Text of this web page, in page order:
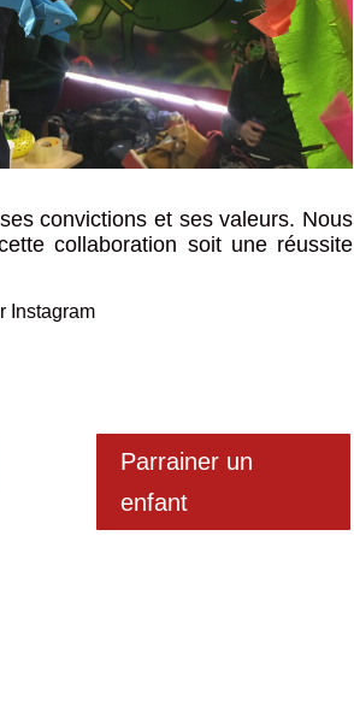
convictions et ses valeurs. Nous
collaboration soit une réussite
Instagram
Parrainer un
enfant